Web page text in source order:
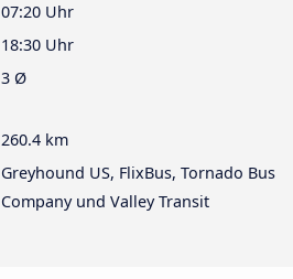
07:20 Uhr
18:30 Uhr
3 Ø
260.4 km
Greyhound US, FlixBus, Tornado Bus
Company und Valley Transit